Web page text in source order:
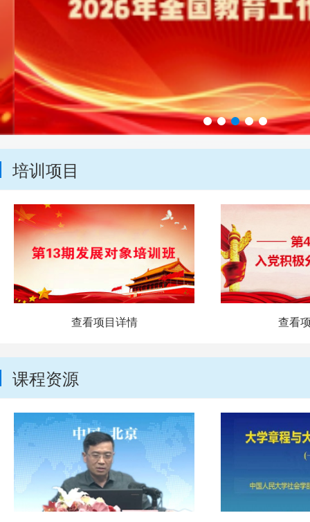
培训项目
查看项目详情 查看
课程资源